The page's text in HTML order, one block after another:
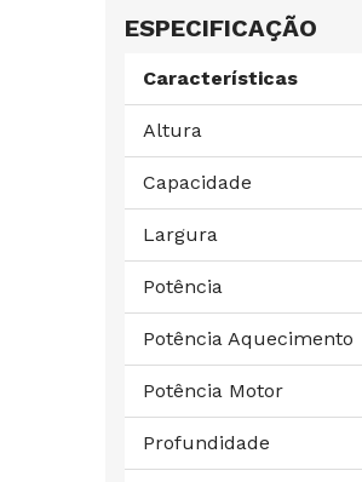
ESPECIFICAÇÃO
Características
Altura
Capacidade
Largura
Potência
Potência Aquecimento
Potência Motor
Profundidade